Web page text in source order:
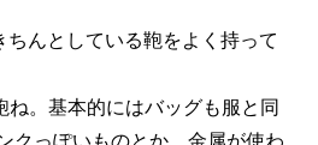
んとしている鞄をよく持って
。基本的にはバッグも服と同
クっぽいものとか、金属が使わ